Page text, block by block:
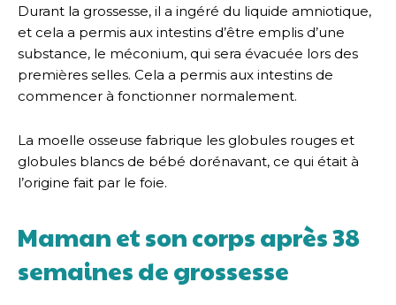
Durant la grossesse, il a ingéré du liquide amniotique,
et cela a permis aux intestins d’être emplis d’une
substance, le méconium, qui sera évacuée lors des
premières selles. Cela a permis aux intestins de
commencer à fonctionner normalement.
La moelle osseuse fabrique les globules rouges et
globules blancs de bébé dorénavant, ce qui était à
l’origine fait par le foie.
Maman et son corps après 38
semaines de grossesse